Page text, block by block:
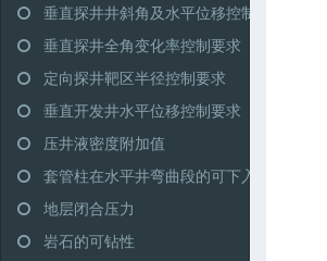
垂直探井井斜角及水平位移控制范围
垂直探井全角变化率控制要求
定向探井靶区半径控制要求
垂直开发井水平位移控制要求
压井液密度附加值
套管柱在水平井弯曲段的可下入性
地层闭合压力
岩石的可钻性